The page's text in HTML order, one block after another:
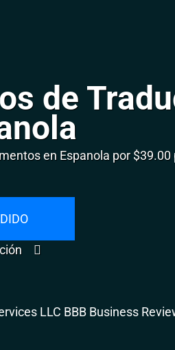
de
en Espanola por $39.00